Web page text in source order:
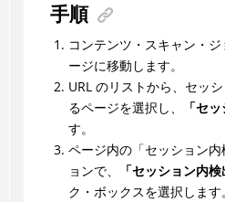
手順
コンテンツ・スキャン・
ージに移動します。
URL のリストから、セッ
るページを選択し、
「セ
す。
ページ内の「セッション
ョンで、
「セッション内
ク・ボックスを選択します。